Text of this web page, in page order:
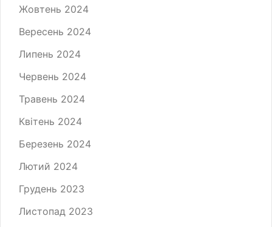
Жовтень 2024
Вересень 2024
Липень 2024
Червень 2024
Травень 2024
Квітень 2024
Березень 2024
Лютий 2024
Грудень 2023
Листопад 2023